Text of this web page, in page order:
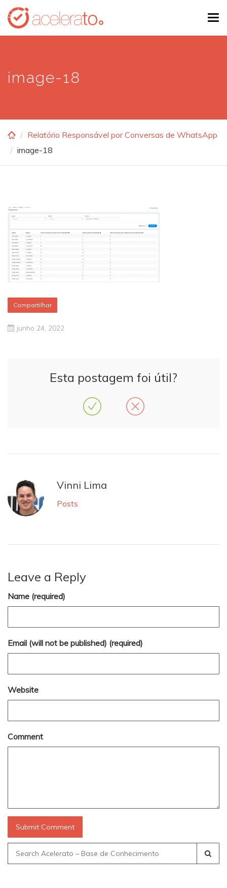
Skip
main
image-18
Relatório Responsável por Conversas de WhatsApp
image-18
Compartilhar
junho 24, 2022
Esta postagem foi útil?
Vinni Lima
Posts
Leave a Reply
Name (required)
Email (will not be published) (required)
Website
Comment
Search
for: